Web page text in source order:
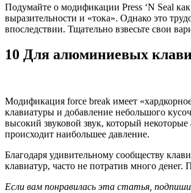
Подумайте о модификации Press ‘N Seal
выразительности и «тока». Однако это
впоследствии. Тщательно взвесьте свои
10 Для алюминиевых
Модификация force break имеет
клавиатуры и добавление небольшого
высокий звуковой звук, который
происходит наибольшее давление.
Благодаря удивительному сообществу
клавиатур, часто не потратив много
Если вам понравилась эта статья,